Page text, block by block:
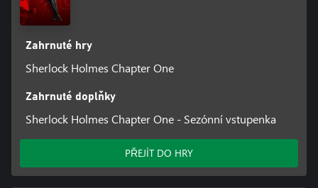
Zahrnuté hry
Sherlock Holmes Chapter One
Zahrnuté doplňky
Sherlock Holmes Chapter One - Sezónní vstupenka
PŘEJÍT DO HRY